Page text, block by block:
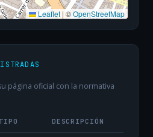
Leaflet | ©OpenStreetMap
página oficial con la normativa
DESCRIPCIÓN